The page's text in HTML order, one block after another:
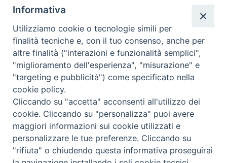
GRAZIE PER IL TUO AIUTO
Insieme per la Diocesi
Copyright 2026 ©Diocesi di Vittorio Veneto-Privacy
Informativa
Utilizziamo cookie o tecnologie simili per
finalità tecniche e, con il tuo consenso, anche per
altre finalità ("interazioni e funzionalità semplici",
"miglioramento dell'esperienza", "misurazione" e
"targeting e pubblicità") come specificato nella
cookie policy.
Cliccando su "accetta" acconsenti all'utilizzo dei
cookie. Cliccando su "personalizza" puoi avere
maggiori informazioni sui cookie utilizzati e
personalizzare le tue preferenze. Cliccando su
"rifiuta" o chiudendo questa informativa proseguirai